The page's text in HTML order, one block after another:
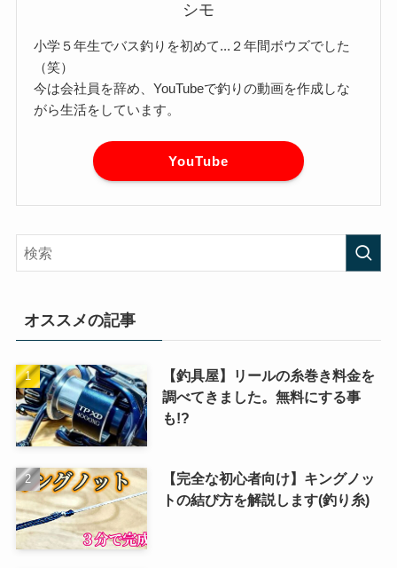
シモ
小学５年生でバス釣りを初めて...２年間ボウズでした
（笑）
今は会社員を辞め、YouTubeで釣りの動画を作成しな
がら生活をしています。
YouTube
オススメの記事
【釣具屋】リールの糸巻き料金を
調べてきました。無料にする事
も!?
【完全な初心者向け】キングノッ
トの結び方を解説します(釣り糸)